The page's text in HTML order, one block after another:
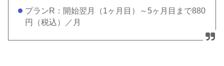
プランR：開始翌月（1ヶ月目）～5ヶ月目まで880
円（税込）／月